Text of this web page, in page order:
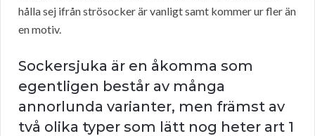
hålla sej ifrån strösocker är vanligt samt kommer ur fler än
en motiv.
Sockersjuka är en åkomma som
egentligen består av många
annorlunda varianter, men främst av
två olika typer som lätt nog heter art 1